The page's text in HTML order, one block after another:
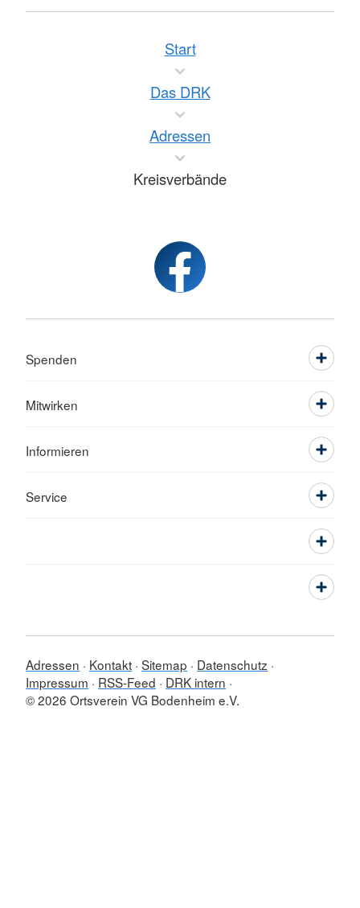
Start
Das DRK
Adressen
Kreisverbände
Spenden
Mitwirken
Informieren
Service
Adressen Kontakt Sitemap
Datenschutz
Impressum
RSS-Feed
DRK intern
© 2026 Ortsverein VG Bodenheim e.V.